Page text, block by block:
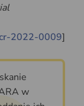
2022-0009]
w